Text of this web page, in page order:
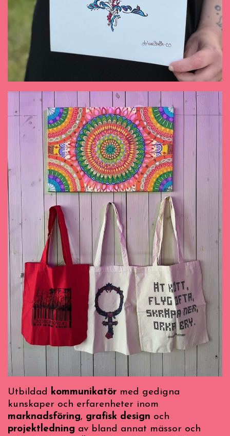
Utbildad kommunikatör med gedigna
kunskaper och erfarenheter inom
marknadsföring, grafisk design och
projektledning av bland annat mässor och